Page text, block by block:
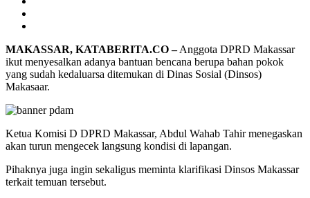
MAKASSAR, KATABERITA.CO –Anggota DPRD Makassar
ikut menyesalkan adanya bantuan bencana berupa bahan pokok
yang sudah kedaluarsa ditemukan di Dinas Sosial (Dinsos)
Makasaar.
Ketua Komisi D DPRD Makassar, Abdul Wahab Tahir menegaskan
akan turun mengecek langsung kondisi di lapangan.
Pihaknya juga ingin sekaligus meminta klarifikasi Dinsos Makassar
terkait temuan tersebut.